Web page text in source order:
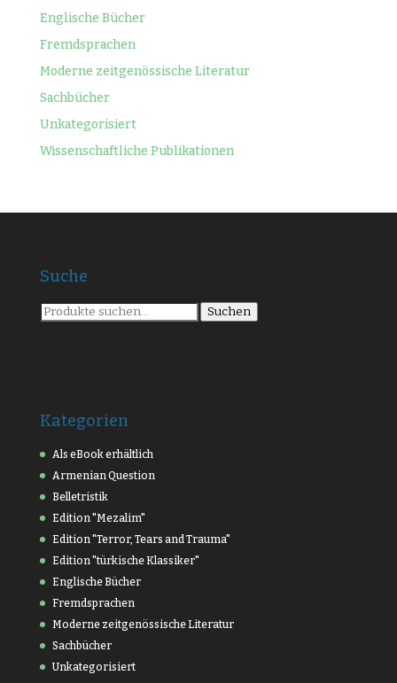
Englische Bücher
Fremdsprachen
Moderne zeitgenössische Literatur
Sachbücher
Unkategorisiert
Wissenschaftliche Publikationen
Suche
Suche
nach:
Suchen
Kategorien
Als eBook erhältlich
Armenian Question
Belletristik
Edition "Mezalim"
Edition "Terror, Tears and Trauma"
Edition "türkische Klassiker"
Englische Bücher
Fremdsprachen
Moderne zeitgenössische Literatur
Sachbücher
Unkategorisiert